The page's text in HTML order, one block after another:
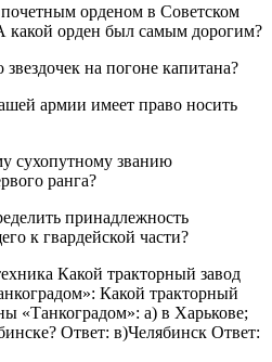
орденом в Советском
орден был самым дорогим?
на погоне капитана?
армии имеет право носить
сухопутному званию
ранга?
принадлежность
к гвардейской части?
Какой тракторный завод
Какой тракторный
«Танкоградом»: а) в Харькове;
Ответ: в)Челябинск Ответ: